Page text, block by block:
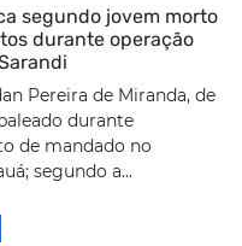
segundo jovem morto
durante operação
Pereira de Miranda, de
durante
de mandado no
segundo a...